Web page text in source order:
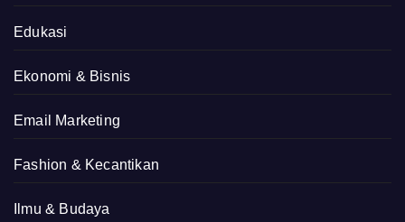
Edukasi
Ekonomi & Bisnis
Email Marketing
Fashion & Kecantikan
Ilmu & Budaya